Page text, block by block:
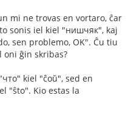
mi ne trovas en vortaro, ĉar
sonis iel kiel "нишчяк", kaj
sen problemo, OK". Ĉu tiu
oni ĝin skribas?
kiel "ĉoŭ", sed en
"ŝto". Kio estas la